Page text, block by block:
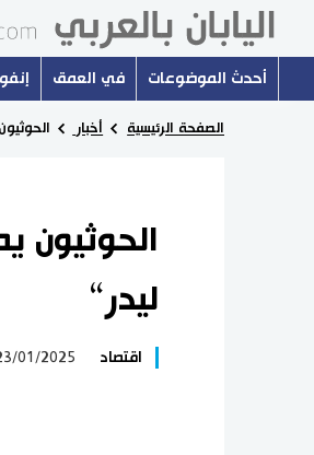
أحدث الموضوعات في العمق
الصفحة الرئيسية أخبار
الحوثيون
ليدر“
اقتصاد 01/2025